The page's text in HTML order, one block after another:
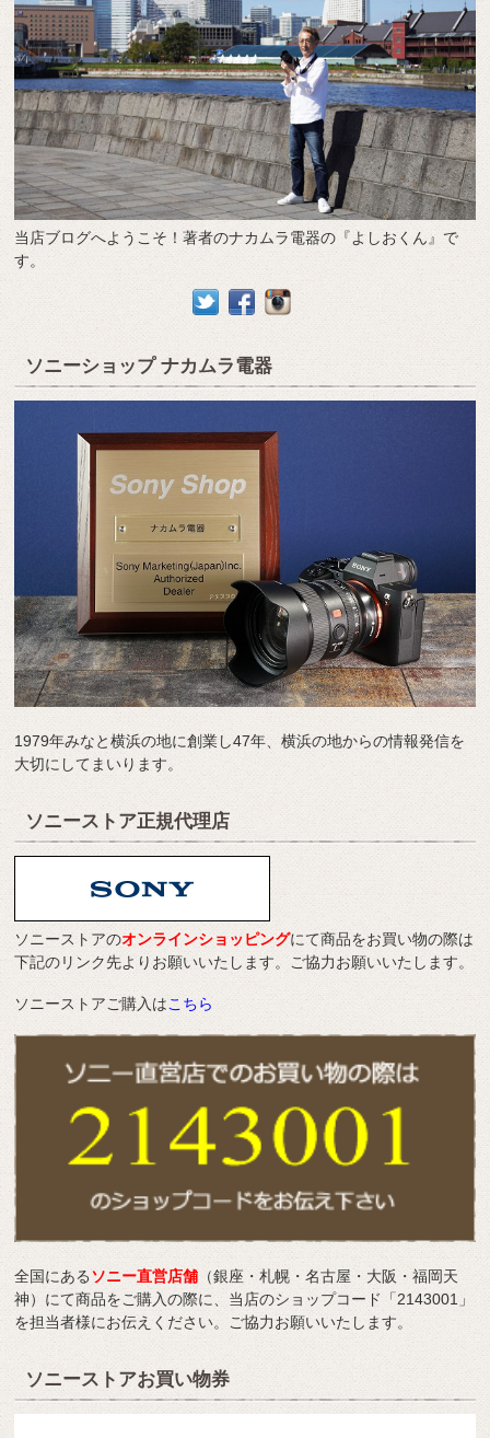
当店ブログへようこそ！著者のナカムラ電器の『よしおくん』で
す。
ソニーショップ ナカムラ電器
1979年みなと横浜の地に創業し47年、横浜の地からの情報発信を
大切にしてまいります。
ソニーストア正規代理店
ソニーストアのオンラインショッピングにて商品をお買い物の際は
下記のリンク先よりお願いいたします。ご協力お願いいたします。
ソニーストアご購入はこちら
全国にあるソニー直営店舗 （銀座・札幌・名古屋・大阪・福岡天
神）にて商品をご購入の際に、当店のショップコード「2143001」
を担当者様にお伝えください。ご協力お願いいたします。
ソニーストアお買い物券